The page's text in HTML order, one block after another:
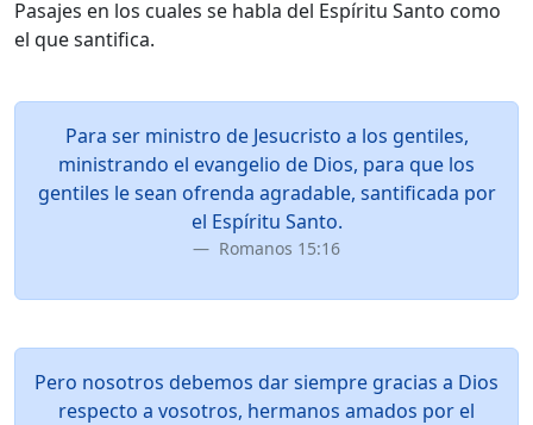
Pasajes en los cuales se habla del Espíritu Santo como
el que santifica.
Para ser ministro de Jesucristo a los gentiles,
ministrando el evangelio de Dios, para que los
gentiles le sean ofrenda agradable, santificada por
el Espíritu Santo.
Romanos 15:16
Pero nosotros debemos dar siempre gracias a Dios
respecto a vosotros, hermanos amados por el